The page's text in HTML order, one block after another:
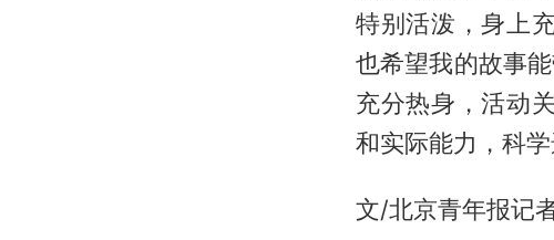
特别活泼，身上
也希望我的故事
充分热身，活动
和实际能力，科
文/北京青年报记